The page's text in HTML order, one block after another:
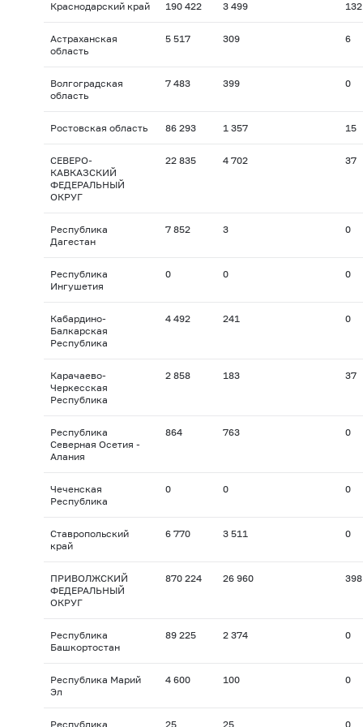
Краснодарский край 190 422 3 499 132
Астраханская
область
5 517 309 6
Волгоградская
область
7 483 399 0
Ростовская область 86 293 1 357 15
СЕВЕРО-
КАВКАЗСКИЙ
ФЕДЕРАЛЬНЫЙ
ОКРУГ
22 835 4 702 37
Республика
Дагестан
7 852 3 0
Республика
Ингушетия
0 0 0
Кабардино-
Балкарская
Республика
4 492 241 0
Карачаево-
Черкесская
Республика
2 858 183 37
Республика
Северная Осетия -
Алания
864 763 0
Чеченская
Республика
0 0 0
Ставропольский
край
6 770 3 511 0
ПРИВОЛЖСКИЙ
ФЕДЕРАЛЬНЫЙ
ОКРУГ
870 224 26 960 398
Республика
Башкортостан
89 225 2 374 0
Республика Марий
Эл
4 600 100 0
Республика 25 25 0